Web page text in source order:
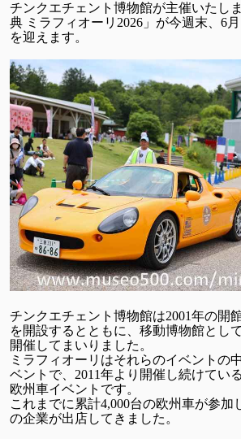
チンクエチェント博物館が主催いたし
典 ミラフィオーリ2026」が今週末、6
を迎えます。
チンクエチェント博物館は2001年の開
を開設するとともに、移動博物館とし
開催してまいりました。
ミラフィオーリはそれらのイベントの
ベントで、2011年より開催し続けてい
欧州車イベントです。
これまでに累計4,000台の欧州車が参加
の企業が出店してきました。